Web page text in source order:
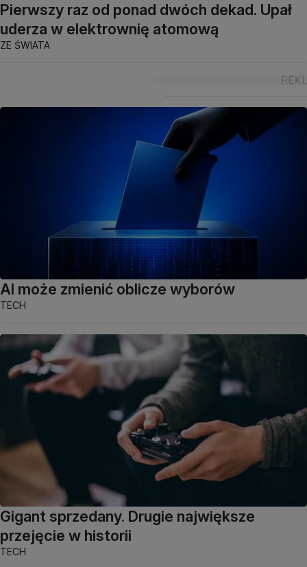
Pierwszy raz od ponad dwóch dekad. Upał
uderza w elektrownię atomową
ZE ŚWIATA
AI może zmienić oblicze wyborów
TECH
Gigant sprzedany. Drugie największe
przejęcie w historii
TECH